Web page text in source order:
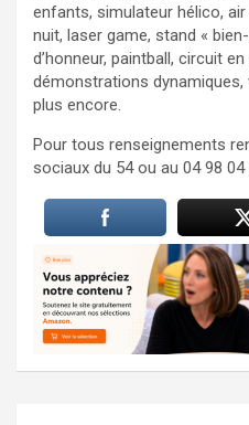
enfants, simulateur hélico,
nuit, laser game, stand «
d’honneur, paintball, circuit
démonstrations dynamiques,
plus encore.
Pour tous renseignements
sociaux du 54 ou au 04 98 04